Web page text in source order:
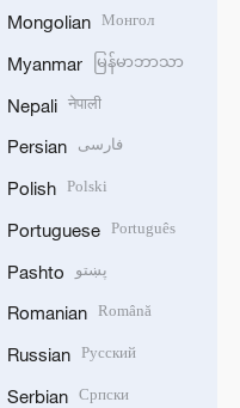
Mongolian Монгол
Myanmar မြန်မာဘာသာ
Nepali नेपाली
Persian فارسی
Polish Polski
Portuguese Português
Pashto پښتو
Romanian Română
Russian Русский
Serbian Српски